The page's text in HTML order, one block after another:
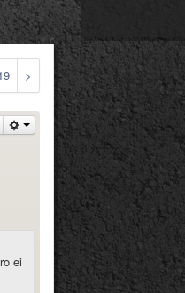
>
ei